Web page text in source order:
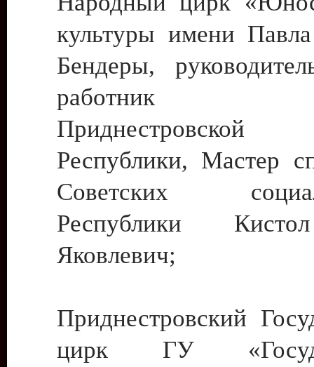
культуры имени
Бендеры,
работник
Приднестровской
Республики, Мастер
Советских
Республики
Яковлевич;
Приднестровский
цирк ГУ